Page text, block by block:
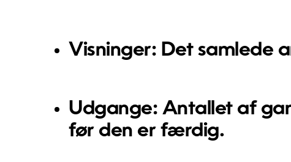
Visninger: Det samlede
Udgange: Antallet af
før den er færdig.